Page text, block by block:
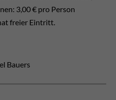
3,00 € pro Person
freier Eintritt.
Bauers